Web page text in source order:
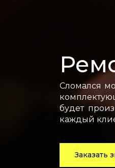
Сломался
будет
каждый
Заказать